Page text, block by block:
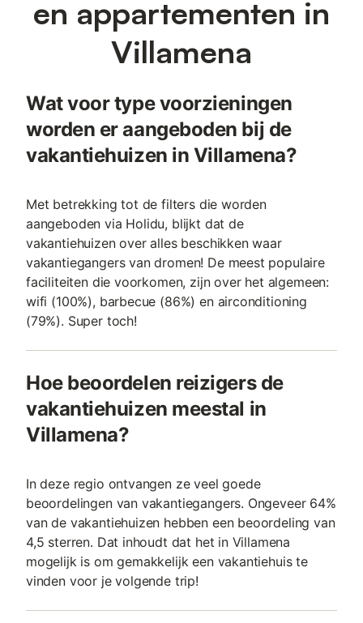
en appartementen in
Villamena
Wat voor type voorzieningen
worden er aangeboden bij de
vakantiehuizen in Villamena?
Met betrekking tot de filters die worden
aangeboden via Holidu, blijkt dat de
vakantiehuizen over alles beschikken waar
vakantiegangers van dromen! De meest populaire
faciliteiten die voorkomen, zijn over het algemeen:
wifi (100%), barbecue (86%) en airconditioning
(79%). Super toch!
Hoe beoordelen reizigers de
vakantiehuizen meestal in
Villamena?
In deze regio ontvangen ze veel goede
beoordelingen van vakantiegangers. Ongeveer 64%
van de vakantiehuizen hebben een beoordeling van
4,5 sterren. Dat inhoudt dat het in Villamena
mogelijk is om gemakkelijk een vakantiehuis te
vinden voor je volgende trip!